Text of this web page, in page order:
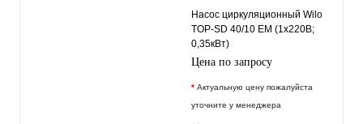
Насос циркуляционный Wilo
TOP-SD 40/10 EM (1х220В;
0,35кВт)
Цена по запросу
* Актуальную цену пожалуйста
уточните у менеджера